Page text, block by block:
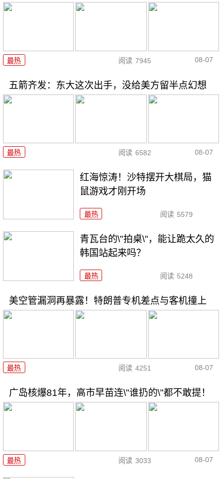
最热 阅读 7945 08-07
五箭齐发：东大这次出手，没给美方留半点幻想
最热 阅读 6582 08-07
红海惊涛！沙特摆开大棋局，猫
鼠游戏才刚开场
最热 阅读 5579
青瓦台的\"拍桌\"，能让跪太久的
韩国站起来吗？
最热 阅读 5248
美空管漏洞再暴露！特朗普专机差点与客机撞上
最热 阅读 4251 08-07
广岛核爆81年，高市早苗连\"谁扔的\"都不敢提！
最热 阅读 3033 08-07